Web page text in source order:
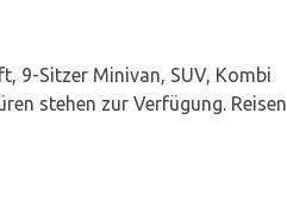
9-Sitzer Minivan, SUV, Kombi
stehen zur Verfügung. Reisen